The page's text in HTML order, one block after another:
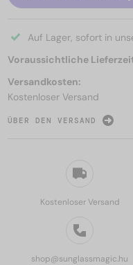
Kostenloser Versand
shop@sunglassmagic.hu
Auf Lager, sofort in
Voraussichtliche
Versandkosten:
Kostenloser Versand
ÜBER DEN VERSAND